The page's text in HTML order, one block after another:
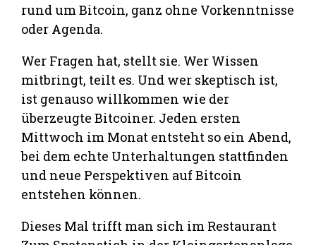
rund um Bitcoin, ganz ohne Vorkenntnisse
oder Agenda.
Wer Fragen hat, stellt sie. Wer Wissen
mitbringt, teilt es. Und wer skeptisch ist,
ist genauso willkommen wie der
überzeugte Bitcoiner. Jeden ersten
Mittwoch im Monat entsteht so ein Abend,
bei dem echte Unterhaltungen stattfinden
und neue Perspektiven auf Bitcoin
entstehen können.
Dieses Mal trifft man sich im Restaurant